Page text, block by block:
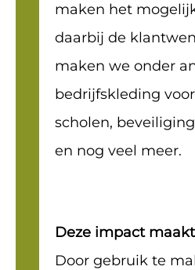
maken het
daarbij de
maken we onder
bedrijfskleding
scholen,
en nog veel meer.
Deze impact
Door gebruik te